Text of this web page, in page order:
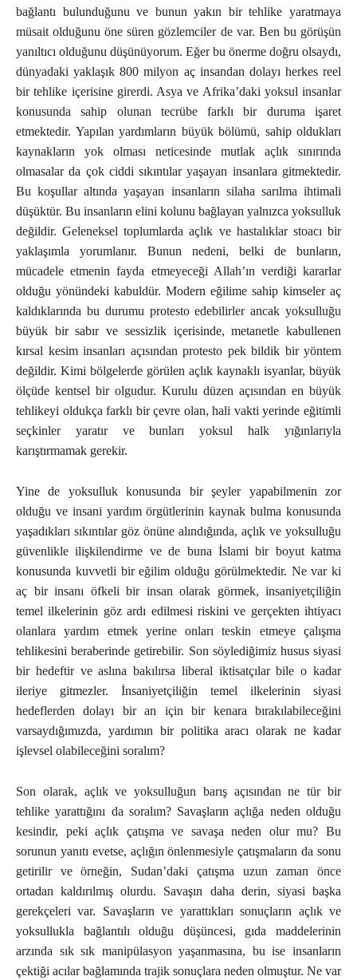
bağlantı bulunduğunu ve bunun yakın bir tehlike yaratmaya
müsait olduğunu öne süren gözlemciler de var. Ben bu görüşün
yanıltıcı olduğunu düşünüyorum. Eğer bu önerme doğru olsaydı,
dünyadaki yaklaşık 800 milyon aç insandan dolayı herkes reel
bir tehlike içerisine girerdi. Asya ve Afrika’daki yoksul insanlar
konusunda sahip olunan tecrübe farklı bir duruma işaret
etmektedir. Yapılan yardımların büyük bölümü, sahip oldukları
kaynakların yok olması neticesinde mutlak açlık sınırında
olmasalar da çok ciddi sıkıntılar yaşayan insanlara gitmektedir.
Bu koşullar altında yaşayan insanların silaha sarılma ihtimali
düşüktür. Bu insanların elini kolunu bağlayan yalnızca yoksulluk
değildir. Geleneksel toplumlarda açlık ve hastalıklar stoacı bir
yaklaşımla yorumlanır. Bunun nedeni, belki de bunların,
mücadele etmenin fayda etmeyeceği Allah’ın verdiği kararlar
olduğu yönündeki kabuldür. Modern eğilime sahip kimseler aç
kaldıklarında bu durumu protesto edebilirler ancak yoksulluğu
büyük bir sabır ve sessizlik içerisinde, metanetle kabullenen
kırsal kesim insanları açısından protesto pek bildik bir yöntem
değildir. Kimi bölgelerde görülen açlık kaynaklı isyanlar, büyük
ölçüde kentsel bir olgudur. Kurulu düzen açısından en büyük
tehlikeyi oldukça farklı bir çevre olan, hali vakti yerinde eğitimli
seçkinler yaratır ve bunları yoksul halk yığınlarıyla
karıştırmamak gerekir.
Yine de yoksulluk konusunda bir şeyler yapabilmenin zor
olduğu ve insani yardım örgütlerinin kaynak bulma konusunda
yaşadıkları sıkıntılar göz önüne alındığında, açlık ve yoksulluğu
güvenlikle ilişkilendirme ve de buna İslami bir boyut katma
konusunda kuvvetli bir eğilim olduğu görülmektedir. Ne var ki
aç bir insanı öfkeli bir insan olarak görmek, insaniyetçiliğin
temel ilkelerinin göz ardı edilmesi riskini ve gerçekten ihtiyacı
olanlara yardım etmek yerine onları teskin etmeye çalışma
tehlikesini beraberinde getirebilir. Son söylediğimiz husus siyasi
bir hedeftir ve aslına bakılırsa liberal iktisatçılar bile o kadar
ileriye gitmezler. İnsaniyetçiliğin temel ilkelerinin siyasi
hedeflerden dolayı bir an için bir kenara bırakılabileceğini
varsaydığımızda, yardımın bir politika aracı olarak ne kadar
işlevsel olabileceğini soralım?
Son olarak, açlık ve yoksulluğun barış açısından ne tür bir
tehlike yarattığını da soralım? Savaşların açlığa neden olduğu
kesindir, peki açlık çatışma ve savaşa neden olur mu? Bu
sorunun yanıtı evetse, açlığın önlenmesiyle çatışmaların da sonu
getirilir ve örneğin, Sudan’daki çatışma uzun zaman önce
ortadan kaldırılmış olurdu. Savaşın daha derin, siyasi başka
gerekçeleri var. Savaşların ve yarattıkları sonuçların açlık ve
yoksullukla bağlantılı olduğu düşüncesi, gıda maddelerinin
arzında sık sık manipülasyon yaşanmasına, bu ise insanların
çektiği acılar bağlamında trajik sonuçlara neden olmuştur. Ne var